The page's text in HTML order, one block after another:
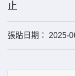
止
張貼日期： 2025-